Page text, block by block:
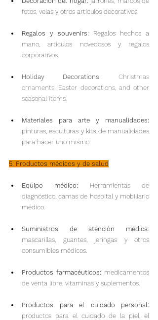
fotos, velas y otros artículos decorativos.
Regalos y souvenirs: Regalos hechos a
mano, artículos novedosos y regalos
corporativos.
Holiday Decorations: Christmas
ornaments, Easter decorations, and other
seasonal items.
Materiales para arte y manualidades:
pinturas, esculturas y kits de manualidades
para hacer uno mismo.
5. Productos médicos y de salud
Equipo médico: Herramientas de
diagnóstico, camas de hospital y mobiliario
médico.
Suministros de atención médica:
mascarillas, guantes, jeringas y otros
consumibles médicos.
Productos farmacéuticos: medicamentos
de venta libre, vitaminas y suplementos.
Productos para el cuidado personal:
productos para el cuidado de la piel, el